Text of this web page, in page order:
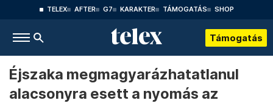
TELEX AFTER G7 KARAKTER TÁMOGATÁS SHOP
Támogatás
Éjszaka megmagyarázhatatlanul
alacsonyra esett a nyomás az